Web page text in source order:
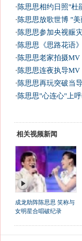
·陈思思相约日照"杜
·陈思思放歌世博 "
·陈思思参加央视赈
·陈思思《思路花语
·陈思思老家拍摄
·陈思思连夜执导
·陈思思再玩突破当
·陈思思"心连心"上
相关视频新闻
成龙助阵陈思思 笑称与
女明星合唱破纪录